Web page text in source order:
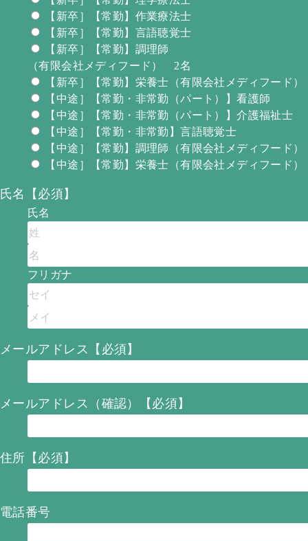
【新卒］【常勤】作業療法士
【新卒］【常勤】言語聴覚士
【新卒］【常勤】調理師
（有限会社メディフード） 2名
【新卒］【常勤】栄養士（有限会社メディフード）
【中途］【常勤・非常勤（パート）】看護師
【中途］【常勤・非常勤（パート）】介護福祉士
【中途］【常勤・非常勤】言語聴覚士
【中途］【常勤】調理師（有限会社メディフード）
【中途］【常勤】栄養士（有限会社メディフード）
氏名【必須】
氏名
フリガナ
メールアドレス【必須】
メールアドレス（確認）【必須】
住所【必須】
電話番号